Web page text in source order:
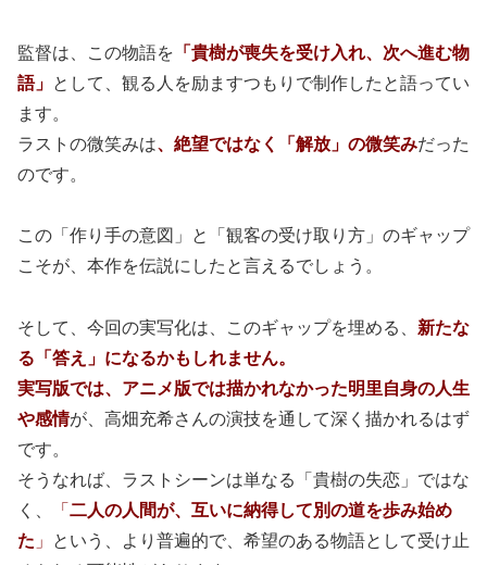
監督は、この物語を 「貴樹が喪失を受け入れ、次へ進む物
語」
として、観る人を励ますつもりで制作したと語ってい
ます。
ラストの微笑みは 、絶望ではなく「解放」の微笑みだった
のです。
この「作り手の意図」と「観客の受け取り方」のギャップ
こそが、本作を伝説にしたと言えるでしょう。
そして、今回の実写化は、このギャップを埋める、 新たな
る「答え」になるかもしれません。
実写版では、アニメ版では描かれなかった明里自身の人生
や感情が、高畑充希さんの演技を通して深く描かれるはず
です。
そうなれば、ラストシーンは単なる「貴樹の失恋」ではな
く、
「 二人の人間が、互いに納得して別の道を歩み始め
た 」
という、より普遍的で、希望のある物語として受け止